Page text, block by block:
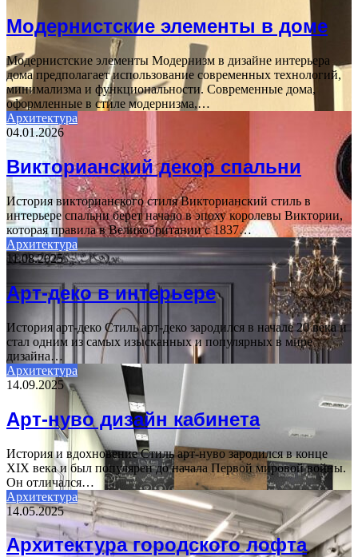
Модернистские элементы в доме
Модернистские элементы Модернизм в дизайне интерьера
дома предполагает использование современных технологий,
минимализма и функциональности. Современные дома,
оформленные в стиле модернизма,…
Архитектура
04.01.2026
Викторианский декор спальни
История викторианского стиля Викторианский стиль в
интерьере спальни берет начало в эпоху королевы Виктории,
которая правила в Великобритании с 1837…
Архитектура
11.08.2025
Арт-деко в интерьере
История арт-деко Стиль арт-деко зародился в начале 20 века и
стал одним из самых изысканных и популярных в мире
дизайна…
Архитектура
14.09.2025
Арт-нуво дизайн кабинета
История и вдохновение Стиль арт-нуво зародился в конце
XIX века и был популярен до начала Первой мировой войны.
Он отличался…
Архитектура
14.05.2025
Архитектура городского лофта